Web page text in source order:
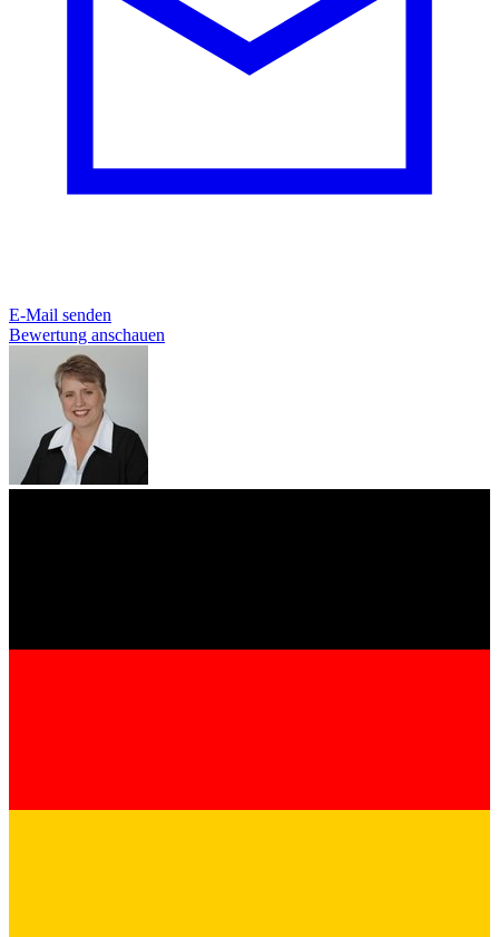
E-Mail senden
Bewertung anschauen